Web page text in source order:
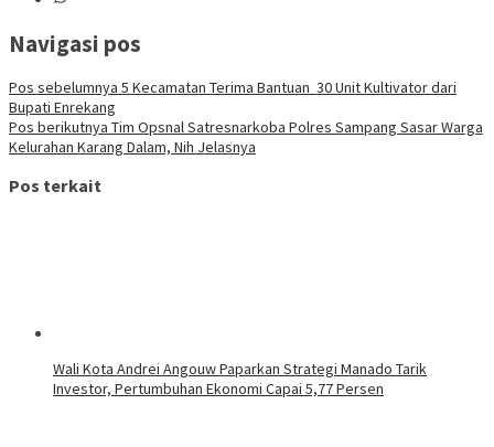
Navigasi pos
Pos sebelumnya 5 Kecamatan Terima Bantuan 30 Unit Kultivator dari
Bupati Enrekang
Pos berikutnya Tim Opsnal Satresnarkoba Polres Sampang Sasar Warga
Kelurahan Karang Dalam, Nih Jelasnya
Pos terkait
Wali Kota Andrei Angouw Paparkan Strategi Manado Tarik
Investor, Pertumbuhan Ekonomi Capai 5,77 Persen